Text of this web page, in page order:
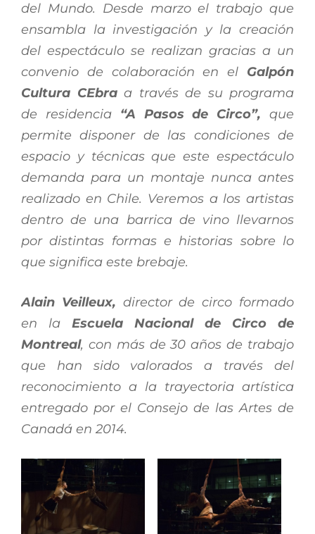
del Mundo. Desde marzo el trabajo que
ensambla la investigación y la creación
del espectáculo se realizan gracias a un
convenio de colaboración en el Galpón
Cultura CEbraa través de su programa
de residencia “A Pasos de Circo”,que
permite disponer de las condiciones de
espacio y técnicas que este espectáculo
demanda para un montaje nunca antes
realizado en Chile. Veremos a los artistas
dentro de una barrica de vino llevarnos
por distintas formas e historias sobre lo
que significa este brebaje.
Alain Veilleux, director de circo formado
en la Escuela Nacional de Circo de
Montreal, con más de 30 años de trabajo
que han sido valorados a través del
reconocimiento a la trayectoria artística
entregado por el Consejo de las Artes de
Canadá en 2014.